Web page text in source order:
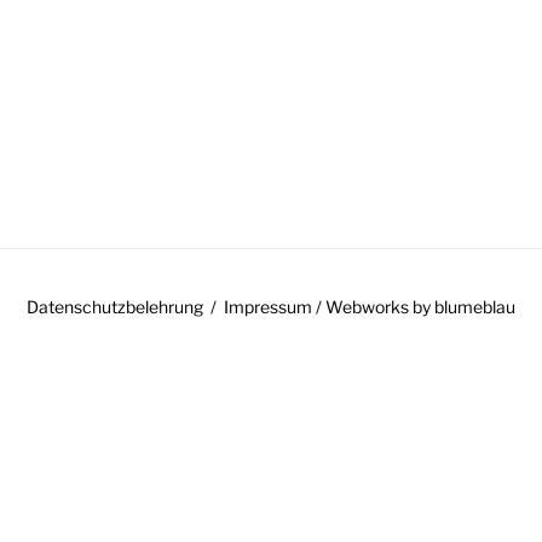
Datenschutzbelehrung Impressum / Webworks by blumeblau